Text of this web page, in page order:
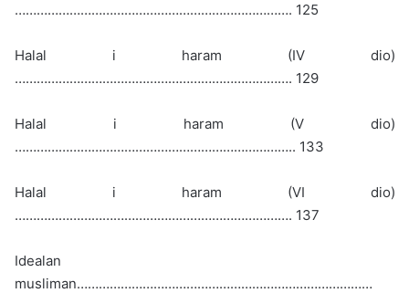
…………………………………………………………………. 125
Halal i haram (IV dio)
…………………………………………………………………. 129
Halal i haram (V dio)
………………………………………………………………….. 133
Halal i haram (VI dio)
…………………………………………………………………. 137
Idealan
musliman………………………………………………………………………